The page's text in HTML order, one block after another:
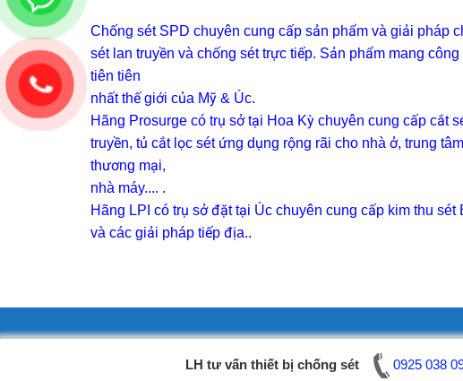
LH tư vấn thiết bị chống sét 0925 038
Chống sét SPD chuyên cung cấp sản phẩm và giải pháp
sét lan truyền và chống sét trực tiếp. Sản phẩm mang công
tiên tiên
nhất thế giới của Mỹ & Úc.
Hãng Prosurge có trụ sở tại Hoa Kỳ chuyên cung cấp cắt
truyền, tủ cắt lọc sét ứng dụng rộng rãi cho nhà ở, trung tâm
thương mại,
nhà máy.... .
Hãng LPI có trụ sở đặt tại Úc chuyên cung cấp kim thu sét
và các giải pháp tiếp địa..
LH tư vấn thiết bị chống sét 0925 038